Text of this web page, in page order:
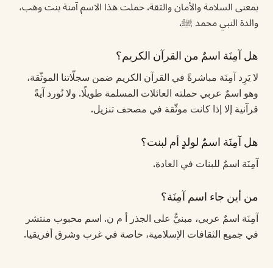
بمعنى السلامة والأمان والثقة. حملت هذا الاسم آمنة بنت وهب،
والدة النبي محمد ﷺ.
هل آمِنَة اسمٌ من القرآن الكريم؟
لا يَرِد آمِنَة مباشرةً في القرآن الكريم ضمن سجلّاتنا الموثّقة،
وهو اسمٌ عربي حملته العائلات المسلمة طويلًا. ولا نُورد آيةً
قرآنية إلا إذا كانت موثّقة في مصحف تنزيل.
هل آمِنَة اسمٌ لولدٍ أم لبنت؟
آمِنَة اسمٌ للبنات في العادة.
من أين جاء اسم آمِنَة؟
آمِنَة اسمٌ عربي، مبنيٌّ على الجذر أ م ن. اسم محبوب منتشر
في جميع الثقافات الإسلامية، خاصة في غرب وشرق أفريقيا.